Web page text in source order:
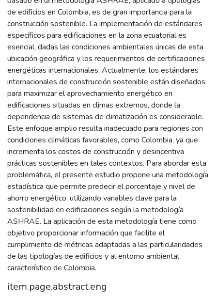
de edificios en Colombia, es de gran importancia para la
construcción sostenible. La implementación de estándares
específicos para edificaciones en la zona ecuatorial es
esencial, dadas las condiciones ambientales únicas de esta
ubicación geográfica y los requerimientos de certificaciones
energéticas internacionales. Actualmente, los estándares
internacionales de construcción sostenible están diseñados
para maximizar el aprovechamiento energético en
edificaciones situadas en climas extremos, donde la
dependencia de sistemas de climatización es considerable.
Este enfoque amplio resulta inadecuado para regiones con
condiciones climáticas favorables, como Colombia, ya que
incrementa los costos de construcción y desincentiva
prácticas sostenibles en tales contextos. Para abordar esta
problemática, el presente estudio propone una metodología
estadística que permite predecir el porcentaje y nivel de
ahorro energético, utilizando variables clave para la
sostenibilidad en edificaciones según la metodología
ASHRAE. La aplicación de esta metodología tiene como
objetivo proporcionar información que facilite el
cumplimiento de métricas adaptadas a las particularidades
de las tipologías de edificios y al entorno ambiental
característico de Colombia.
item.page.abstract.eng